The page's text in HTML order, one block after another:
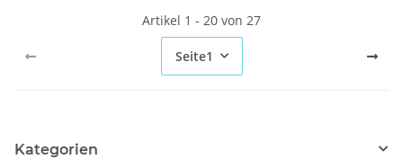
Artikel 1 - 20 von 27
Seite1
Kategorien